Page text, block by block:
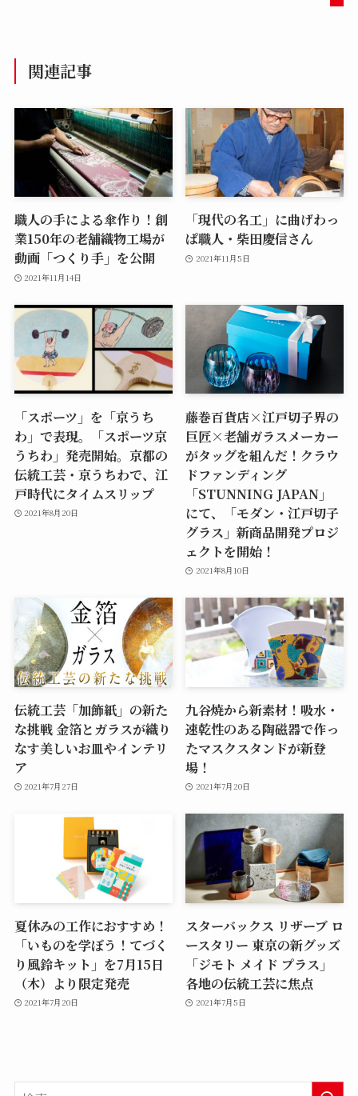
関連記事
職人の手による傘作り！創
業150年の老舗織物工場が
動画「つくり手」を公開
2021年11月14日
「現代の名工」に曲げわっ
ぱ職人・柴田慶信さん
2021年11月5日
「スポーツ」を「京うち
わ」で表現。「スポーツ京
うちわ」発売開始。京都の
伝統工芸・京うちわで、江
戸時代にタイムスリップ
2021年8月20日
藤巻百貨店×江戸切子界の
巨匠×老舗ガラスメーカー
がタッグを組んだ！クラウ
ドファンディング
「STUNNING JAPAN」
にて、「モダン・江戸切子
グラス」新商品開発プロジ
ェクトを開始！
2021年8月10日
伝統工芸「加飾紙」の新た
な挑戦 金箔とガラスが織り
なす美しいお皿やインテリ
ア
2021年7月27日
九谷焼から新素材！吸水・
速乾性のある陶磁器で作っ
たマスクスタンドが新登
場！
2021年7月20日
夏休みの工作におすすめ！
「いものを学ぼう！てづく
り風鈴キット」を7月15日
（木）より限定発売
2021年7月20日
スターバックス リザーブ ロ
ースタリー 東京の新グッズ
「ジモト メイド プラス」
各地の伝統工芸に焦点
2021年7月5日